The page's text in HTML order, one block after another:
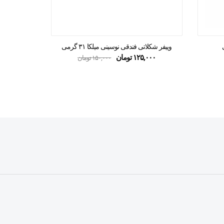
وییفر شکلاتی فندقی نوسینی میلکا ۳۱ گرمی
۱۵۰,۰۰۰تومان ۱۲۵,۰۰۰ تومان